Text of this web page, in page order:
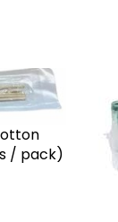
/ pack)